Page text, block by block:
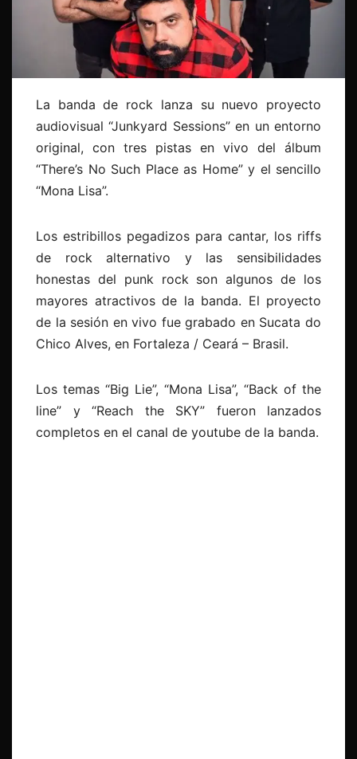
La banda de rock lanza su nuevo proyecto
audiovisual “Junkyard Sessions” en un entorno
original, con tres pistas en vivo del álbum
“There’s No Such Place as Home” y el sencillo
“Mona Lisa”.
Los estribillos pegadizos para cantar, los riffs
de rock alternativo y las sensibilidades
honestas del punk rock son algunos de los
mayores atractivos de la banda. El proyecto
de la sesión en vivo fue grabado en Sucata do
Chico Alves, en Fortaleza / Ceará – Brasil.
Los temas “Big Lie”, “Mona Lisa”, “Back of the
line” y “Reach the SKY” fueron lanzados
completos en el canal de youtube de la banda.